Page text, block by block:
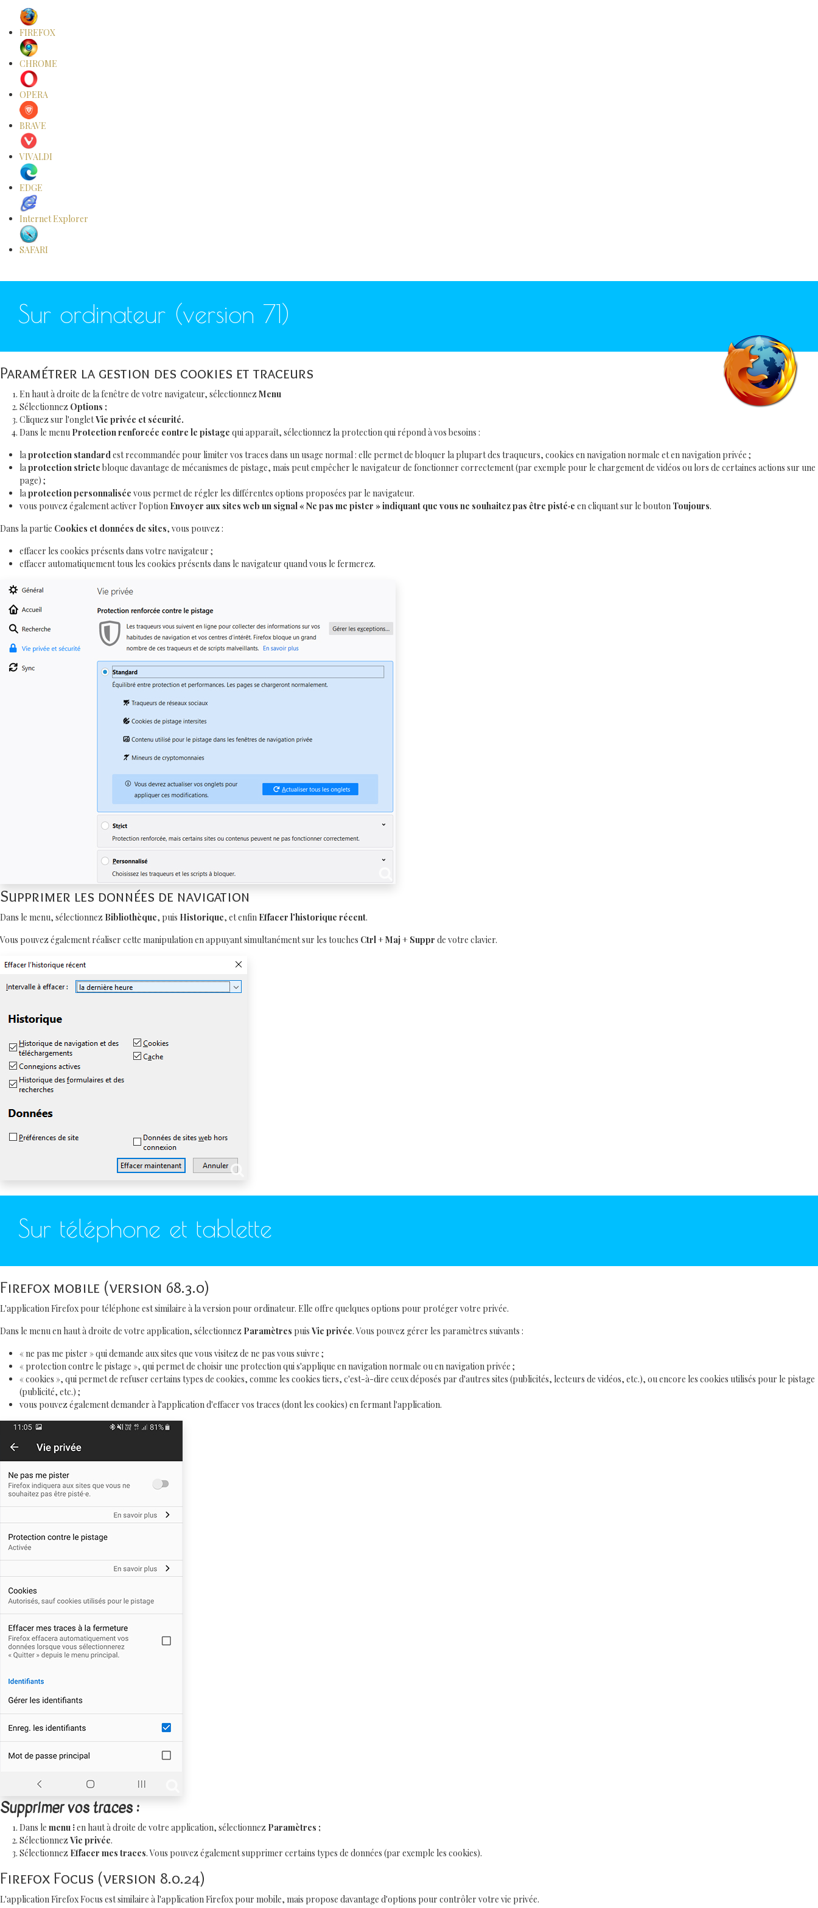
FIREFOX
CHROME
OPERA
BRAVE
VIVALDI
EDGE
Internet Explorer
SAFARI
Sur ordinateur (version 71)
Paramétrer la gestion des cookies et traceurs
En haut à droite de la fenêtre de votre navigateur, sélectionnezMenu
Sélectionnez Options ;
Cliquez sur l'ongletVie privée et sécurité.
Dans le menu Protection renforcée contre le pistage qui apparaît, sélectionnez la protection qui répond à vos besoins :
laprotection standardest recommandée pour limiter vos traces dans un usage normal : elle permet de bloquer la plupart des traqueurs, cookies en navigation normale et en navigation privée ;
laprotection stricte bloque davantage de mécanismes de pistage, mais peut empêcher le navigateur de fonctionner correctement (par exemple pour le chargement de vidéos ou lors de certaines actions sur une
page) ;
laprotection personnalisée vous permet de régler les différentes options proposées par le navigateur.
vous pouvez également activer l'option Envoyer aux sites web un signal « Ne pas me pister » indiquant que vous ne souhaitez pas être pisté·e en cliquant sur le bouton Toujours.
Dans la partie Cookies et données de sites, vous pouvez :
effacer les cookies présents dans votre navigateur ;
effacer automatiquement tous les cookies présents dans le navigateur quand vous le fermerez.
Supprimer les données de navigation
Dans le menu, sélectionnez Bibliothèque, puis Historique, et enfin Effacer l'historique récent.
Vous pouvez également réaliser cette manipulation en appuyant simultanément sur les touches Ctrl+Maj + Suppr de votre clavier.
Sur téléphone et tablette
Firefox mobile (version 68.3.0)
L'application Firefox pour téléphone est similaire à la version pour ordinateur. Elle offre quelques options pour protéger votre privée.
Dans le menu en haut à droite de votre application, sélectionnez Paramètres puis Vie privée. Vous pouvez gérer les paramètres suivants :
« ne pas me pister » qui demande aux sites que vous visitez de ne pas vous suivre ;
« protection contre le pistage », qui permet de choisir une protection qui s'applique en navigation normale ou en navigation privée ;
« cookies », qui permet de refuser certains types de cookies, comme les cookies tiers, c'est-à-dire ceux déposés par d'autres sites (publicités, lecteurs de vidéos, etc.), ou encore les cookies utilisés pour le pistage
(publicité, etc.) ;
vous pouvez également demander à l'application d'effacer vos traces (dont les cookies) en fermant l'application.
Supprimer vos traces :
Dans le menu ⁝en haut à droite de votre application, sélectionnez Paramètres ;
SélectionnezVie privée.
Sélectionnez Effacer mes traces. Vous pouvez également supprimer certains types de données (par exemple les cookies).
Firefox Focus (version 8.0.24)
L'application Firefox Focus est similaire à l'application Firefox pour mobile, mais propose davantage d'options pour contrôler votre vie privée.